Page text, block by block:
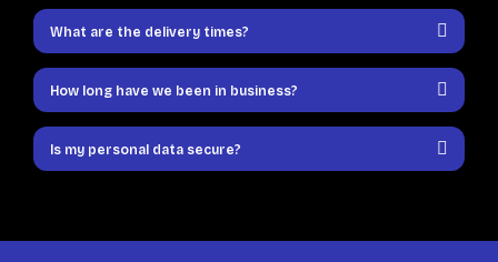
What are the delivery times?
How long have we been in business?
Is my personal data secure?